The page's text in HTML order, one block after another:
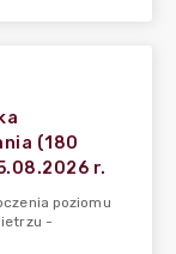
(180
r.
poziomu
-